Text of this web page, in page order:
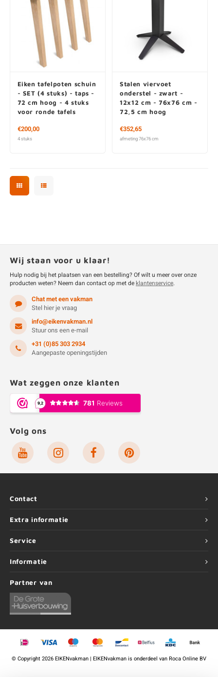
Eiken tafelpoten schuin
- SET (4 stuks) - taps -
72 cm hoog - 4 stuks
voor ronde tafels
€200,00
4 stuks
Stalen viervoet
onderstel - zwart -
12x12 cm - 76x76 cm -
72,5 cm hoog
€352,65
afmeting 76x76 cm
Wij staan voor u klaar!
Hulp nodig bij het plaatsen van een bestelling? Of wilt u meer over onze
producten weten? Neem dan contact op met deklantenservice.
Chat met een vakman
Stel hier je vraag
info@eikenvakman.nl
Stuur ons een e-mail
+31 (0)85 303 2934
Aangepaste openingstijden
Wat zeggen onze klanten
Volg ons
Contact
Extra informatie
Service
Informatie
Partner van
©Copyright2026 EIKENvakman | EIKENvakman is onderdeel vanRoca Online BV